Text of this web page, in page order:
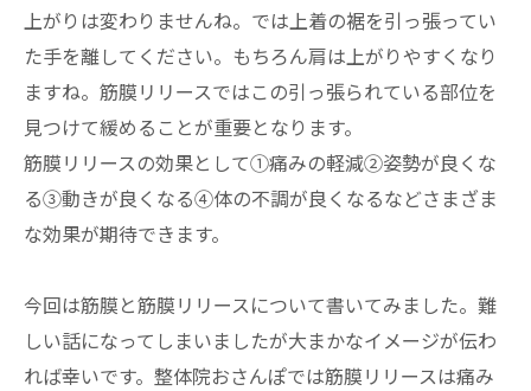
上がりは変わりませんね。では上着の裾を引っ張ってい
た手を離してください。もちろん肩は上がりやすくなり
ますね。筋膜リリースではこの引っ張られている部位を
見つけて緩めることが重要となります。
筋膜リリースの効果として①痛みの軽減②姿勢が良くな
る③動きが良くなる④体の不調が良くなるなどさまざま
な効果が期待できます。
今回は筋膜と筋膜リリースについて書いてみました。難
しい話になってしまいましたが大まかなイメージが伝わ
れば幸いです。整体院おさんぽでは筋膜リリースは痛み